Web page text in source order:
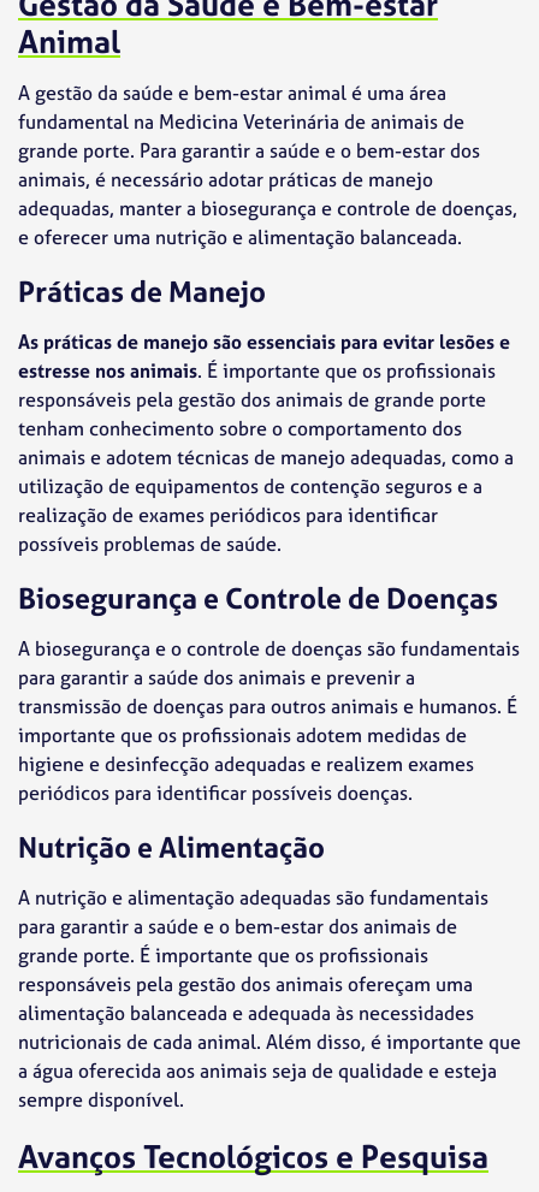
Animal
A gestão da saúde e bem-estar animal é uma área
fundamental na Medicina Veterinária de animais de
grande porte. Para garantir a saúde e o bem-estar dos
animais, é necessário adotar práticas de manejo
adequadas, manter a biosegurança e controle de doenças,
e oferecer uma nutrição e alimentação balanceada.
Práticas de Manejo
As práticas de manejo são essenciais para evitar lesões e
estresse nos animais. É importante que os profissionais
responsáveis pela gestão dos animais de grande porte
tenham conhecimento sobre o comportamento dos
animais e adotem técnicas de manejo adequadas, como a
utilização de equipamentos de contenção seguros e a
realização de exames periódicos para identificar
possíveis problemas de saúde.
Biosegurança e Controle de Doenças
A biosegurança e o controle de doenças são fundamentais
para garantir a saúde dos animais e prevenir a
transmissão de doenças para outros animais e humanos. É
importante que os profissionais adotem medidas de
higiene e desinfecção adequadas e realizem exames
periódicos para identificar possíveis doenças.
Nutrição e Alimentação
A nutrição e alimentação adequadas são fundamentais
para garantir a saúde e o bem-estar dos animais de
grande porte. É importante que os profissionais
responsáveis pela gestão dos animais ofereçam uma
alimentação balanceada e adequada às necessidades
nutricionais de cada animal. Além disso, é importante que
a água oferecida aos animais seja de qualidade e esteja
sempre disponível.
Avanços Tecnológicos e Pesquisa